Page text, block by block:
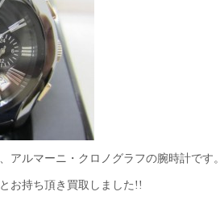
アルマーニ・クロノグラフの腕時計です。
お持ち頂き買取しました!!